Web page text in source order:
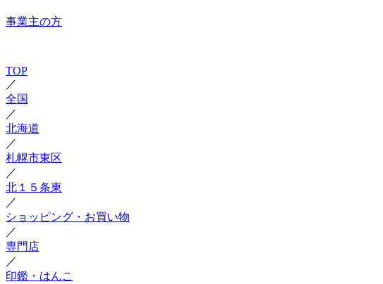
事業主の方
TOP
／
全国
／
北海道
／
札幌市東区
／
北１５条東
／
ショッピング・お買い物
／
専門店
／
印鑑・はんこ